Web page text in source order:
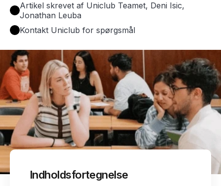
Artikel skrevet af Uniclub Teamet, Deni Isic,
Jonathan Leuba
Kontakt Uniclub for spørgsmål
Indholdsfortegnelse